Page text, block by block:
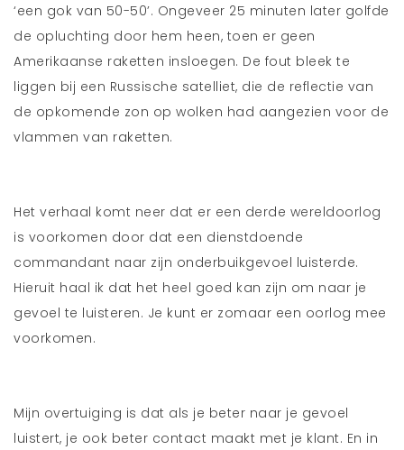
‘een gok van 50-50’. Ongeveer 25 minuten later golfde
de opluchting door hem heen, toen er geen
Amerikaanse raketten insloegen. De fout bleek te
liggen bij een Russische satelliet, die de reflectie van
de opkomende zon op wolken had aangezien voor de
vlammen van raketten.
Het verhaal komt neer dat er een derde wereldoorlog
is voorkomen door dat een dienstdoende
commandant naar zijn onderbuikgevoel luisterde.
Hieruit haal ik dat het heel goed kan zijn om naar je
gevoel te luisteren. Je kunt er zomaar een oorlog mee
voorkomen.
Mijn overtuiging is dat als je beter naar je gevoel
luistert, je ook beter contact maakt met je klant. En in